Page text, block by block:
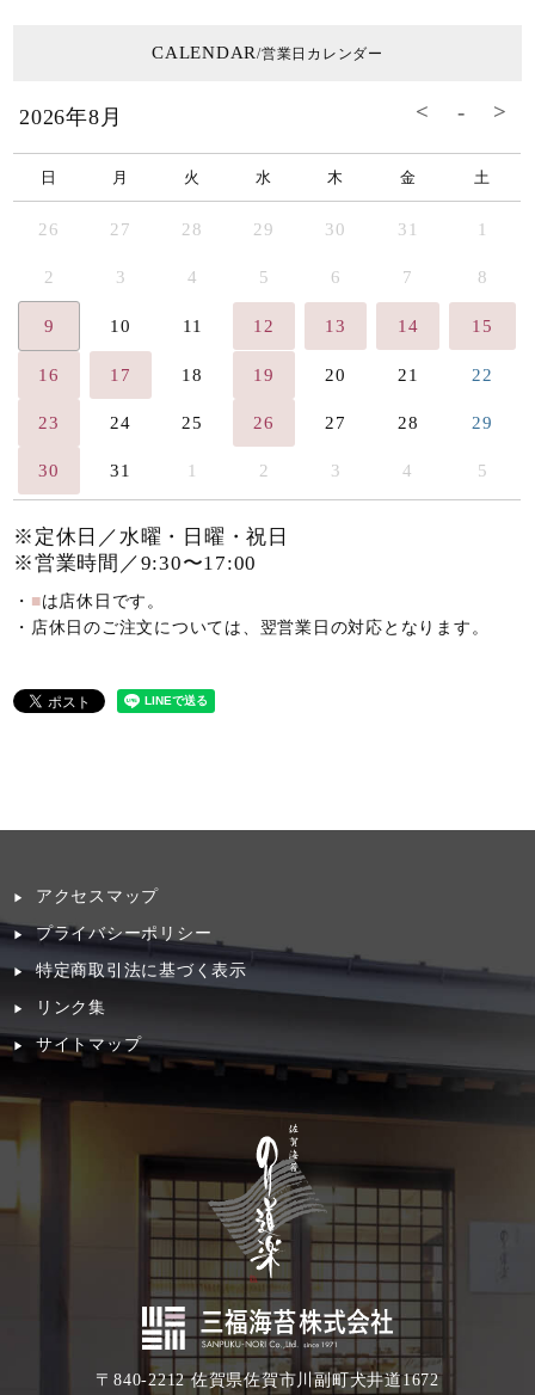
CALENDAR/営業日カレンダー
2026年8月
日 月 火 水 木 金 土
26 27 28 29 30 31 1
2 3 4 5 6 7 8
9 10 11 12 13 14 15
16 17 18 19 20 21 22
23 24 25 26 27 28 29
30 31 1 2 3 4 5
※定休日／水曜・日曜・祝日
※営業時間／9:30〜17:00
・ ■は店休日です。
・店休日のご注文については、翌営業日の対応となります。
アクセスマップ
プライバシーポリシー
特定商取引法に基づく表示
リンク集
サイトマップ
〒840-2212 佐賀県佐賀市川副町犬井道1672